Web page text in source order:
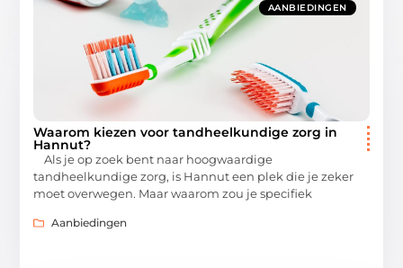
AANBIEDINGEN
Waarom kiezen voor tandheelkundige zorg in
Hannut?
Als je op zoek bent naar hoogwaardige
tandheelkundige zorg, is Hannut een plek die je zeker
moet overwegen. Maar waarom zou je specifiek
Aanbiedingen